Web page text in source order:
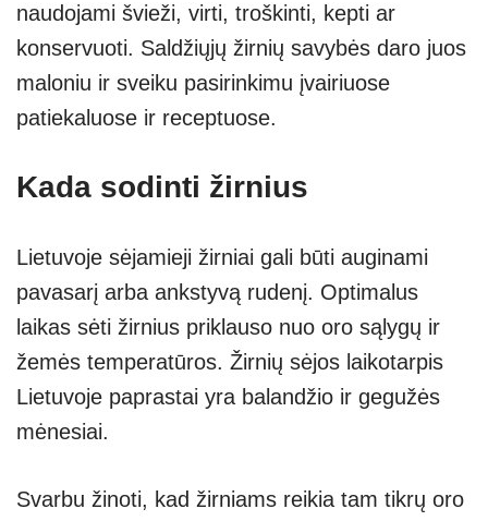
naudojami švieži, virti, troškinti, kepti ar
konservuoti. Saldžiųjų žirnių savybės daro juos
maloniu ir sveiku pasirinkimu įvairiuose
patiekaluose ir receptuose.
Kada sodinti žirnius
Lietuvoje sėjamieji žirniai gali būti auginami
pavasarį arba ankstyvą rudenį. Optimalus
laikas sėti žirnius priklauso nuo oro sąlygų ir
žemės temperatūros. Žirnių sėjos laikotarpis
Lietuvoje paprastai yra balandžio ir gegužės
mėnesiai.
Svarbu žinoti, kad žirniams reikia tam tikrų oro